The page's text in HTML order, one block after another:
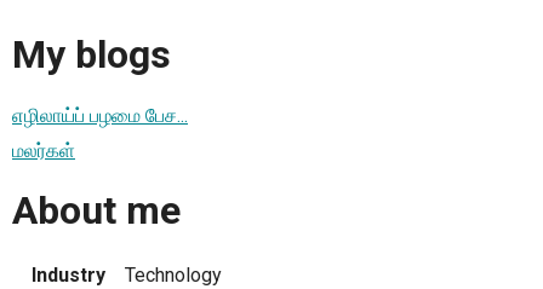
My blogs
எழிலாய்ப் பழமை பேச...
மலர்கள்
About me
Industry
Technology